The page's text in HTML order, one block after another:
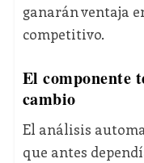
ganarán ventaja
competitivo.
El componente
cambio
El análisis
que antes